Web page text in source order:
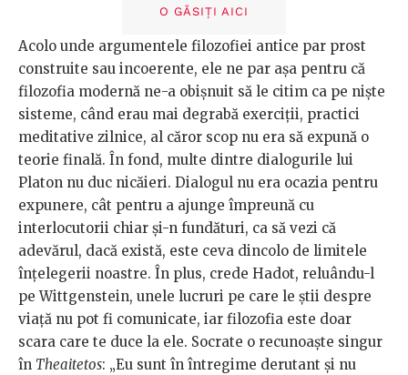
O GĂSIȚI AICI
Acolo unde argumentele filozofiei antice par prost
construite sau incoerente, ele ne par așa pentru că
filozofia modernă ne-a obișnuit să le citim ca pe niște
sisteme, când erau mai degrabă exerciții, practici
meditative zilnice, al căror scop nu era să expună o
teorie finală. În fond, multe dintre dialogurile lui
Platon nu duc nicăieri. Dialogul nu era ocazia pentru
expunere, cât pentru a ajunge împreună cu
interlocutorii chiar și-n fundături, ca să vezi că
adevărul, dacă există, este ceva dincolo de limitele
înțelegerii noastre. În plus, crede Hadot, reluându-l
pe Wittgenstein, unele lucruri pe care le știi despre
viață nu pot fi comunicate, iar filozofia este doar
scara care te duce la ele. Socrate o recunoaște singur
în Theaitetos: „Eu sunt în întregime derutant și nu